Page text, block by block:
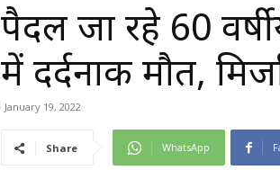
पैदल जा रहे 60
में दर्दनाक मौत,
January 19, 2022
Share WhatsApp